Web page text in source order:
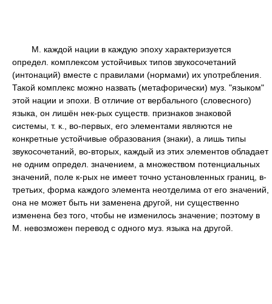
М. каждой нации в каждую эпоху характеризуется
определ. комплексом устойчивых типов звукосочетаний
(интонаций) вместе с правилами (нормами) их употребления.
Такой комплекс можно назвать (метафорически) муз. "языком"
этой нации и эпохи. В отличие от вербального (словесного)
языка, он лишён нек-рых существ. признаков знаковой
системы, т. к., во-первых, его элементами являются не
конкретные устойчивые образования (знаки), а лишь типы
звукосочетаний, во-вторых, каждый из этих элементов обладает
не одним определ. значением, а множеством потенциальных
значений, поле к-рых не имеет точно установленных границ, в-
третьих, форма каждого элемента неотделима от его значений,
она не может быть ни заменена другой, ни существенно
изменена без того, чтобы не изменилось значение; поэтому в
М. невозможен перевод с одного муз. языка на другой.